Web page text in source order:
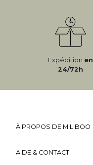
Expédition en
24/72h
À PROPOS DE MILIBOO
AIDE & CONTACT